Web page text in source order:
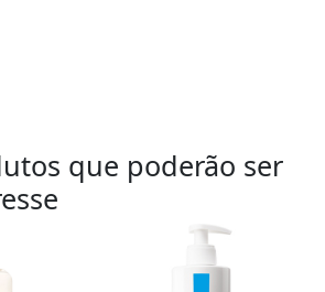
que poderão ser